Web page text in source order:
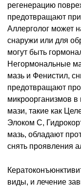
регенерацию
предотвращают
Аллерголог может
снаружи или для
могут быть
Негормональные
мазь и Фенистил,
предотвращают
микроорганизмов
мази, такие как
Элоком С,
мазь, обладают
снять проявления
виды, и лечение